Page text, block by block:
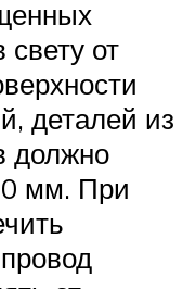
свету от
деталей из
должно
мм. При